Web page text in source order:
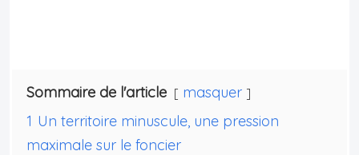
Sommaire de l'article
masquer
1 Un territoire minuscule, une pression
maximale sur le foncier